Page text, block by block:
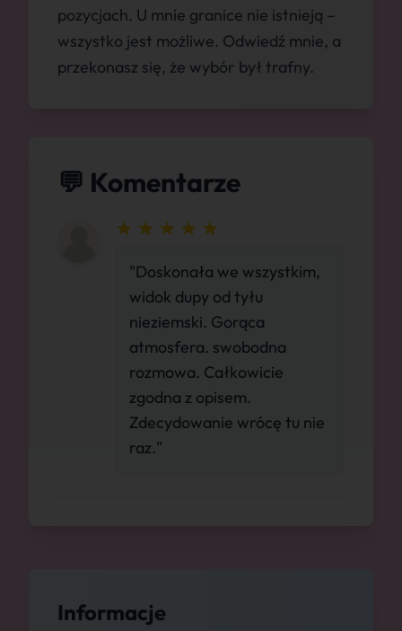
Informacje
pozycjach. U mnie granice nie istnieją –
wszystko jest możliwe. Odwiedź mnie, a
przekonasz się, że wybór był trafny.
💬 Komentarze
"Doskonała we wszystkim,
widok dupy od tyłu
nieziemski. Gorąca
atmosfera. swobodna
rozmowa. Całkowicie
zgodna z opisem.
Zdecydowanie wrócę tu nie
raz."